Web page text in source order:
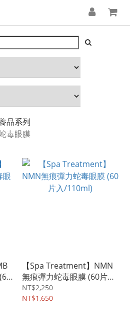
品系列
毒眼膜
【Spa Treatment】NMN
無痕彈力蛇毒眼膜 (60片
入/110ml)
NT$2,250
NT$1,650